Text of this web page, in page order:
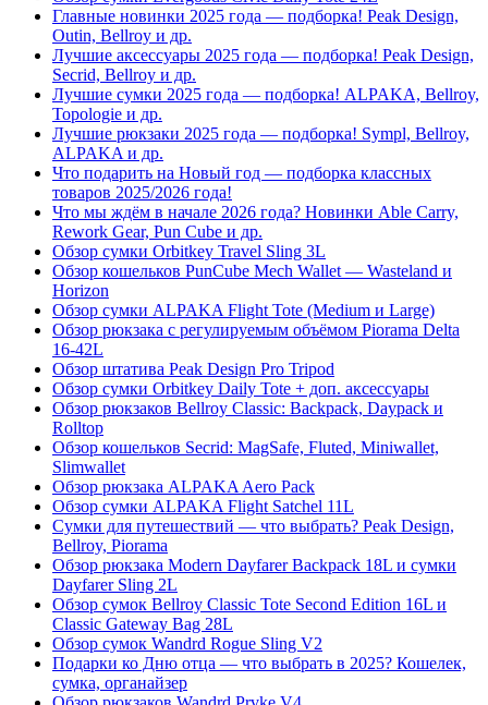
Главные новинки 2025 года — подборка! Peak Design,
Outin, Bellroy и др.
Лучшие аксессуары 2025 года — подборка! Peak Design,
Secrid, Bellroy и др.
Лучшие сумки 2025 года — подборка! ALPAKA, Bellroy,
Topologie и др.
Лучшие рюкзаки 2025 года — подборка! Sympl, Bellroy,
ALPAKA и др.
Что подарить на Новый год — подборка классных
товаров 2025/2026 года!
Что мы ждём в начале 2026 года? Новинки Able Carry,
Rework Gear, Pun Cube и др.
Обзор сумки Orbitkey Travel Sling 3L
Обзор кошельков PunCube Mech Wallet — Wasteland и
Horizon
Обзор сумки ALPAKA Flight Tote (Medium и Large)
Обзор рюкзака с регулируемым объёмом Piorama Delta
16-42L
Обзор штатива Peak Design Pro Tripod
Обзор сумки Orbitkey Daily Tote + доп. аксессуары
Обзор рюкзаков Bellroy Classic: Backpack, Daypack и
Rolltop
Обзор кошельков Secrid: MagSafe, Fluted, Miniwallet,
Slimwallet
Обзор рюкзака ALPAKA Aero Pack
Обзор сумки ALPAKA Flight Satchel 11L
Сумки для путешествий — что выбрать? Peak Design,
Bellroy, Piorama
Обзор рюкзака Modern Dayfarer Backpack 18L и сумки
Dayfarer Sling 2L
Обзор сумок Bellroy Classic Tote Second Edition 16L и
Classic Gateway Bag 28L
Обзор сумок Wandrd Rogue Sling V2
Подарки ко Дню отца — что выбрать в 2025? Кошелек,
сумка, органайзер